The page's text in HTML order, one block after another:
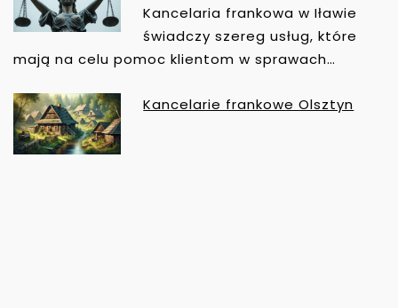
Kancelaria frankowa w Iławie
świadczy szereg usług, które
mają na celu pomoc klientom w sprawach…
Kancelarie frankowe Olsztyn